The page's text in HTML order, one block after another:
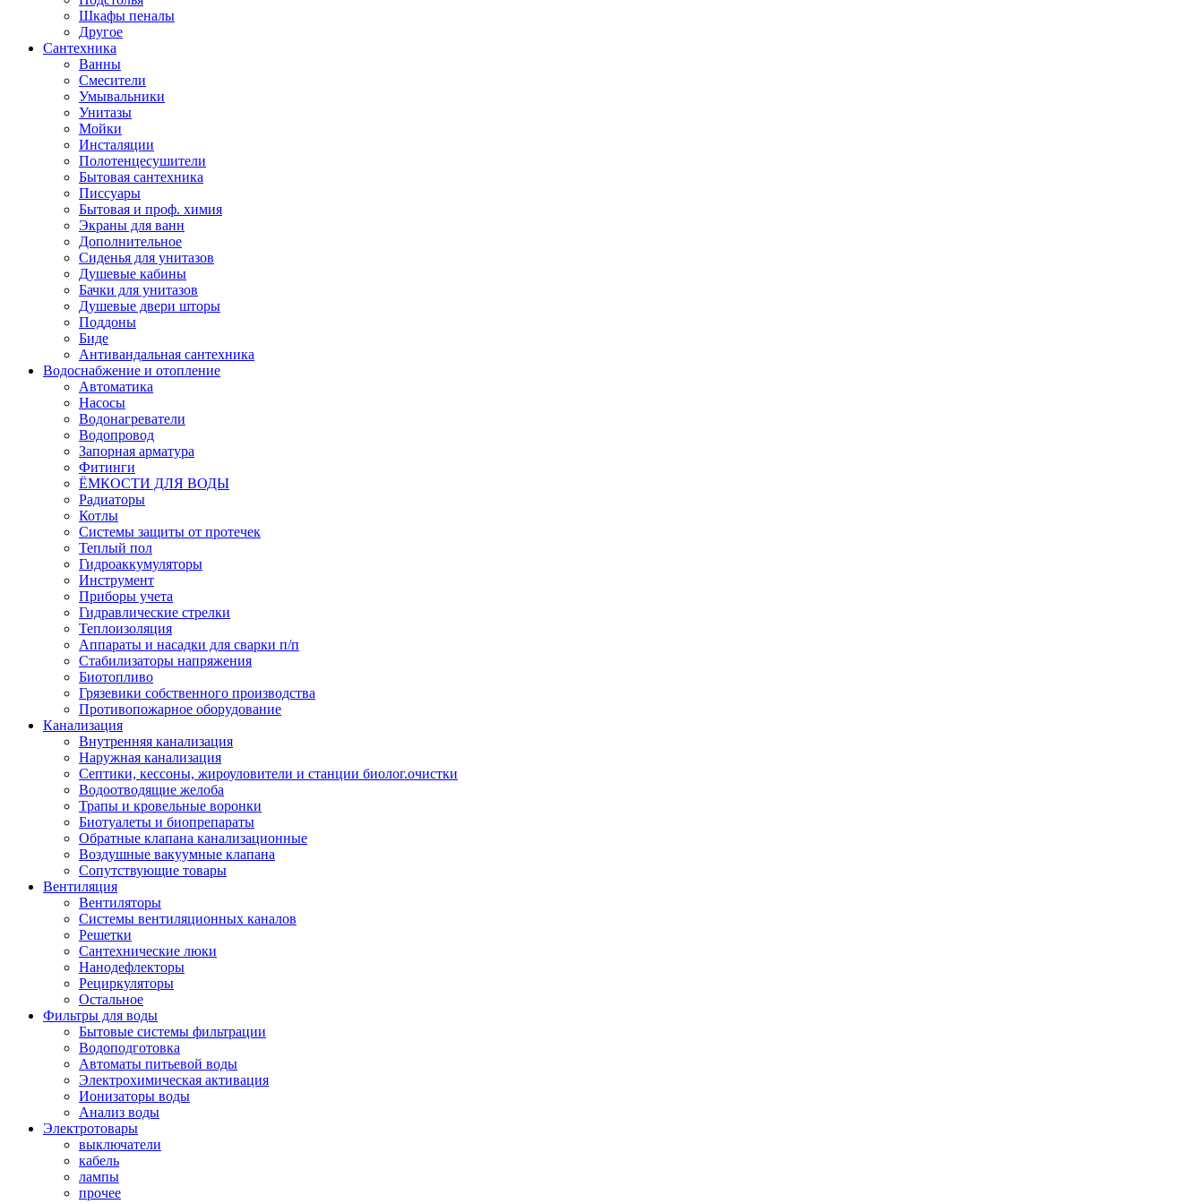
Шкафы пеналы
Другое
Сантехника
Ванны
Смесители
Умывальники
Унитазы
Мойки
Инсталяции
Полотенцесушители
Бытовая сантехника
Писсуары
Бытовая и проф. химия
Экраны для ванн
Дополнительное
Сиденья для унитазов
Душевые кабины
Бачки для унитазов
Душевые двери шторы
Поддоны
Биде
Антивандальная сантехника
Водоснабжение и отопление
Автоматика
Насосы
Водонагреватели
Водопровод
Запорная арматура
Фитинги
ЁМКОСТИ ДЛЯ ВОДЫ
Радиаторы
Котлы
Системы защиты от протечек
Теплый пол
Гидроаккумуляторы
Инструмент
Приборы учета
Гидравлические стрелки
Теплоизоляция
Аппараты и насадки для сварки п/п
Стабилизаторы напряжения
Биотопливо
Грязевики собственного производства
Противопожарное оборудование
Канализация
Внутренняя канализация
Наружная канализация
Септики, кессоны, жироуловители и станции биолог.очистки
Водоотводящие желоба
Трапы и кровельные воронки
Биотуалеты и биопрепараты
Обратные клапана канализационные
Воздушные вакуумные клапана
Сопутствующие товары
Вентиляция
Вентиляторы
Системы вентиляционных каналов
Решетки
Сантехнические люки
Нанодефлекторы
Рециркуляторы
Остальное
Фильтры для воды
Бытовые системы фильтрации
Водоподготовка
Автоматы питьевой воды
Электрохимическая активация
Ионизаторы воды
Анализ воды
Электротовары
выключатели
кабель
лампы
прочее